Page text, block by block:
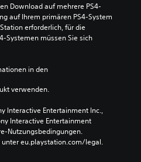
Download auf mehrere PS4-
auf Ihrem primären PS4-System
erforderlich, für die
Systemen müssen Sie sich
in den
verwenden.
Interactive Entertainment Inc.,
Interactive Entertainment
Nutzungsbedingungen.
eu.playstation.com/legal.